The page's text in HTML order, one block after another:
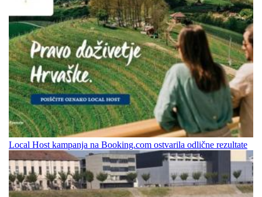
Local Host kampanja na Booking.com ostvarila odlične rezultate